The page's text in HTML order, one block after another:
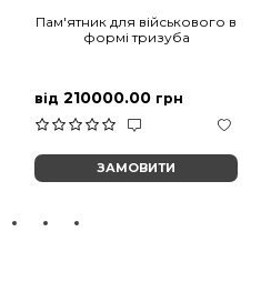
Пам'ятник для військового в
формі тризуба
від 210000.00 грн
ЗАМОВИТИ